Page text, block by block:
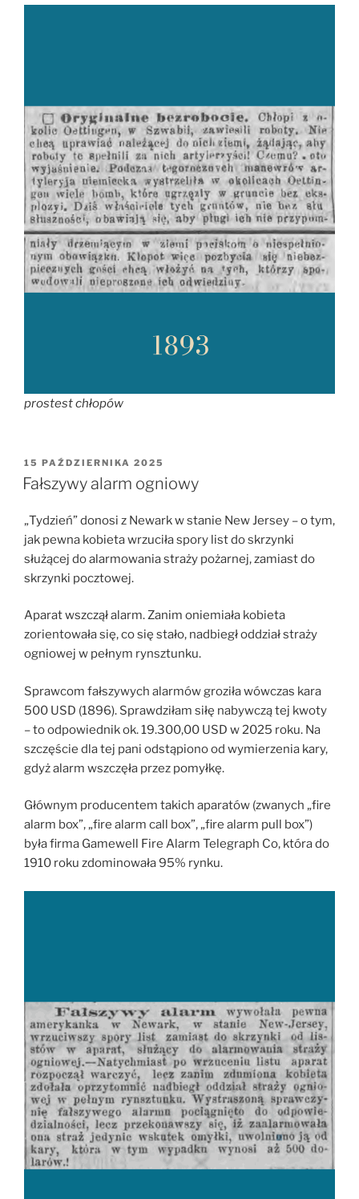
prostest chłopów
OPUBLIKOWANE
W
15 PAŹDZIERNIKA 2025
Fałszywy alarm ogniowy
„Tydzień” donosi z Newark w stanie New Jersey – o tym,
jak pewna kobieta wrzuciła spory list do skrzynki
służącej do alarmowania straży pożarnej, zamiast do
skrzynki pocztowej.
Aparat wszczął alarm. Zanim oniemiała kobieta
zorientowała się, co się stało, nadbiegł oddział straży
ogniowej w pełnym rynsztunku.
Sprawcom fałszywych alarmów groziła wówczas kara
500 USD (1896). Sprawdziłam siłę nabywczą tej kwoty
– to odpowiednik ok. 19.300,00 USD w 2025 roku. Na
szczęście dla tej pani odstąpiono od wymierzenia kary,
gdyż alarm wszczęła przez pomyłkę.
Głównym producentem takich aparatów (zwanych „fire
alarm box”, „fire alarm call box”, „fire alarm pull box”)
była firma Gamewell Fire Alarm Telegraph Co, która do
1910 roku zdominowała 95% rynku.